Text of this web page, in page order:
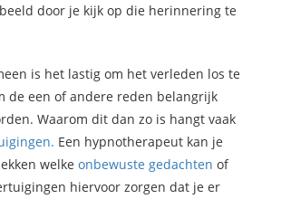
door je kijk op die herinnering te
is het lastig om het verleden los te
de een of andere reden belangrijk
Waarom dit dan zo is hangt vaak
Een hypnotherapeut kan je
welke onbewuste gedachten of
hiervoor zorgen dat je er